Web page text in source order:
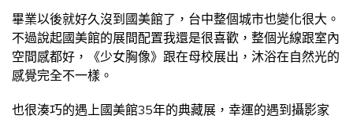
畢業以後就好久沒到國美館了，台中整個城市也變化很大。
不過說起國美館的展間配置我還是很喜歡，整個光線跟室內
空間感都好，《少女胸像》跟在母校展出，沐浴在自然光的
感覺完全不一樣。
也很湊巧的遇上國美館35年的典藏展，幸運的遇到攝影家